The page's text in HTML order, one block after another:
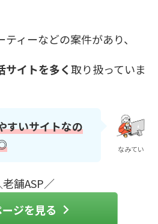
ィーなどの案件があり、
サイトを多く取り扱っていま
すいサイトなの
なみてい
舗ASP／
ジを見る